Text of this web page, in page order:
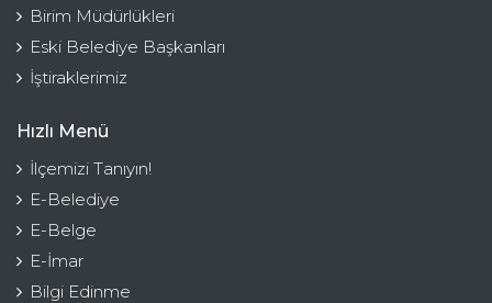
Birim Müdürlükleri
Eski Belediye Başkanları
İştiraklerimiz
Hızlı Menü
İlçemizi Tanıyın!
E-Belediye
E-Belge
E-İmar
Bilgi Edinme